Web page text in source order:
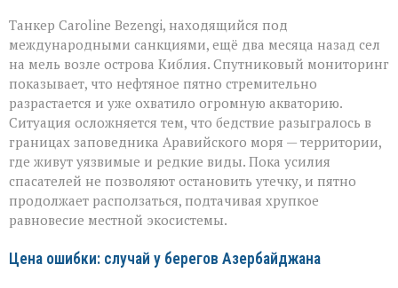
Танкер Caroline Bezengi, находящийся под
международными санкциями, ещё два месяца назад сел
на мель возле острова Киблия. Спутниковый мониторинг
показывает, что нефтяное пятно стремительно
разрастается и уже охватило огромную акваторию.
Ситуация осложняется тем, что бедствие разыгралось в
границах заповедника Аравийского моря — территории,
где живут уязвимые и редкие виды. Пока усилия
спасателей не позволяют остановить утечку, и пятно
продолжает расползаться, подтачивая хрупкое
равновесие местной экосистемы.
Цена ошибки: случай у берегов Азербайджана